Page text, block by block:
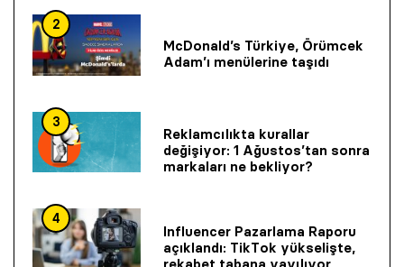
2
McDonald’s Türkiye, Örümcek
Adam’ı menülerine taşıdı
3
Reklamcılıkta kurallar
değişiyor: 1 Ağustos’tan sonra
markaları ne bekliyor?
4
Influencer Pazarlama Raporu
açıklandı: TikTok yükselişte,